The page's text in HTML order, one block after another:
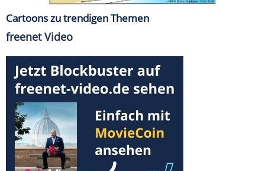
Cartoons zu trendigen Themen
freenet Video